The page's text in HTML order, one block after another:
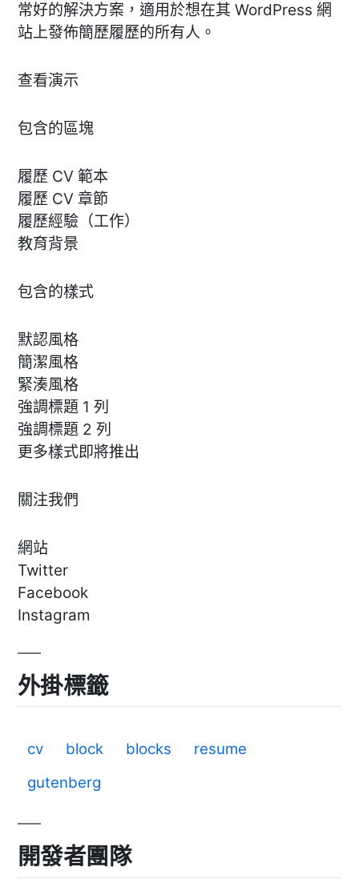
常好的解決方案，適用於想在其 WordPress 網
站上發佈簡歷履歷的所有人。
查看演示
包含的區塊
履歷 CV 範本
履歷 CV 章節
履歷經驗（工作）
教育背景
包含的樣式
默認風格
簡潔風格
緊湊風格
強調標題 1 列
強調標題 2 列
更多樣式即將推出
關注我們
網站
Twitter
Facebook
Instagram
外掛標籤
cv block blocks
resume
gutenberg
開發者團隊